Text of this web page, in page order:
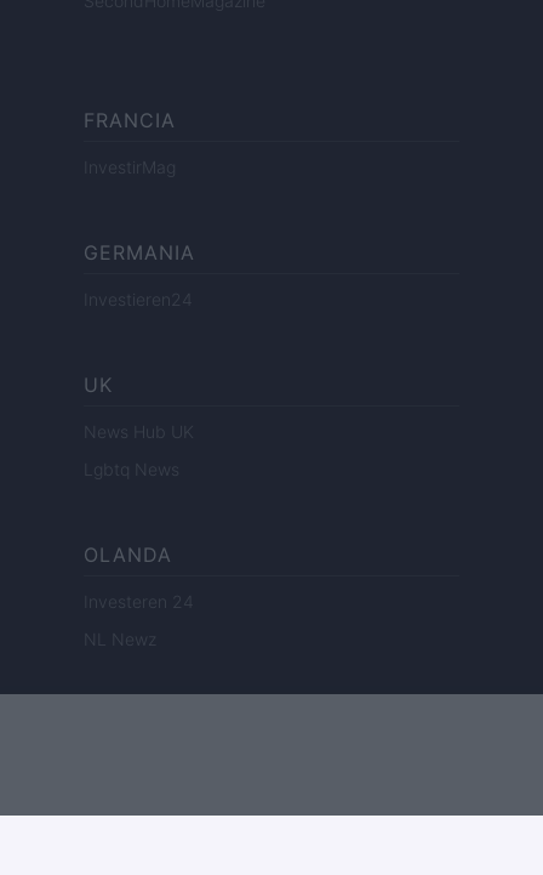
FRANCIA
InvestirMag
GERMANIA
Investieren24
UK
News Hub UK
Lgbtq News
OLANDA
Investeren 24
NL Newz